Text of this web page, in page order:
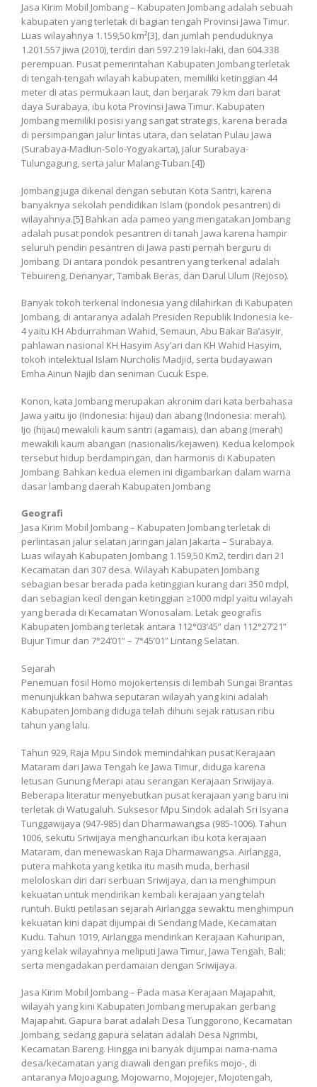
Jasa Kirim Mobil Jombang – Kabupaten Jombang adalah sebuah
kabupaten yang terletak di bagian tengah Provinsi Jawa Timur.
Luas wilayahnya 1.159,50 km²[3], dan jumlah penduduknya
1.201.557 jiwa (2010), terdiri dari 597.219 laki-laki, dan 604.338
perempuan. Pusat pemerintahan Kabupaten Jombang terletak
di tengah-tengah wilayah kabupaten, memiliki ketinggian 44
meter di atas permukaan laut, dan berjarak 79 km dari barat
daya Surabaya, ibu kota Provinsi Jawa Timur. Kabupaten
Jombang memiliki posisi yang sangat strategis, karena berada
di persimpangan jalur lintas utara, dan selatan Pulau Jawa
(Surabaya-Madiun-Solo-Yogyakarta), jalur Surabaya-
Tulungagung, serta jalur Malang-Tuban.[4])
Jombang juga dikenal dengan sebutan Kota Santri, karena
banyaknya sekolah pendidikan Islam (pondok pesantren) di
wilayahnya.[5] Bahkan ada pameo yang mengatakan Jombang
adalah pusat pondok pesantren di tanah Jawa karena hampir
seluruh pendiri pesantren di Jawa pasti pernah berguru di
Jombang. Di antara pondok pesantren yang terkenal adalah
Tebuireng, Denanyar, Tambak Beras, dan Darul Ulum (Rejoso).
Banyak tokoh terkenal Indonesia yang dilahirkan di Kabupaten
Jombang, di antaranya adalah Presiden Republik Indonesia ke-
4 yaitu KH Abdurrahman Wahid, Semaun, Abu Bakar Ba’asyir,
pahlawan nasional KH Hasyim Asy’ari dan KH Wahid Hasyim,
tokoh intelektual Islam Nurcholis Madjid, serta budayawan
Emha Ainun Najib dan seniman Cucuk Espe.
Konon, kata Jombang merupakan akronim dari kata berbahasa
Jawa yaitu ijo (Indonesia: hijau) dan abang (Indonesia: merah).
Ijo (hijau) mewakili kaum santri (agamais), dan abang (merah)
mewakili kaum abangan (nasionalis/kejawen). Kedua kelompok
tersebut hidup berdampingan, dan harmonis di Kabupaten
Jombang. Bahkan kedua elemen ini digambarkan dalam warna
dasar lambang daerah Kabupaten Jombang
Geografi
Jasa Kirim Mobil Jombang – Kabupaten Jombang terletak di
perlintasan jalur selatan jaringan jalan Jakarta – Surabaya.
Luas wilayah Kabupaten Jombang 1.159,50 Km2, terdiri dari 21
Kecamatan dan 307 desa. Wilayah Kabupaten Jombang
sebagian besar berada pada ketinggian kurang dari 350 mdpl,
dan sebagian kecil dengan ketinggian ≥1000 mdpl yaitu wilayah
yang berada di Kecamatan Wonosalam. Letak geografis
Kabupaten Jombang terletak antara 112°03’45” dan 112°27’21”
Bujur Timur dan 7°24’01” – 7°45’01” Lintang Selatan.
Sejarah
Penemuan fosil Homo mojokertensis di lembah Sungai Brantas
menunjukkan bahwa seputaran wilayah yang kini adalah
Kabupaten Jombang diduga telah dihuni sejak ratusan ribu
tahun yang lalu.
Tahun 929, Raja Mpu Sindok memindahkan pusat Kerajaan
Mataram dari Jawa Tengah ke Jawa Timur, diduga karena
letusan Gunung Merapi atau serangan Kerajaan Sriwijaya.
Beberapa literatur menyebutkan pusat kerajaan yang baru ini
terletak di Watugaluh. Suksesor Mpu Sindok adalah Sri Isyana
Tunggawijaya (947-985) dan Dharmawangsa (985-1006). Tahun
1006, sekutu Sriwijaya menghancurkan ibu kota kerajaan
Mataram, dan menewaskan Raja Dharmawangsa. Airlangga,
putera mahkota yang ketika itu masih muda, berhasil
meloloskan diri dari serbuan Sriwijaya, dan ia menghimpun
kekuatan untuk mendirikan kembali kerajaan yang telah
runtuh. Bukti petilasan sejarah Airlangga sewaktu menghimpun
kekuatan kini dapat dijumpai di Sendang Made, Kecamatan
Kudu. Tahun 1019, Airlangga mendirikan Kerajaan Kahuripan,
yang kelak wilayahnya meliputi Jawa Timur, Jawa Tengah, Bali;
serta mengadakan perdamaian dengan Sriwijaya.
Jasa Kirim Mobil Jombang – Pada masa Kerajaan Majapahit,
wilayah yang kini Kabupaten Jombang merupakan gerbang
Majapahit. Gapura barat adalah Desa Tunggorono, Kecamatan
Jombang, sedang gapura selatan adalah Desa Ngrimbi,
Kecamatan Bareng. Hingga ini banyak dijumpai nama-nama
desa/kecamatan yang diawali dengan prefiks mojo-, di
antaranya Mojoagung, Mojowarno, Mojojejer, Mojotengah,